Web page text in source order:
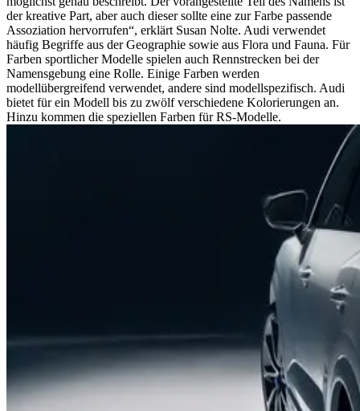
der kreative Part, aber auch dieser sollte eine zur Farbe passende
Assoziation hervorrufen“, erklärt Susan Nolte. Audi verwendet
häufig Begriffe aus der Geographie sowie aus Flora und Fauna. Für
Farben sportlicher Modelle spielen auch Rennstrecken bei der
Namensgebung eine Rolle. Einige Farben werden
modellübergreifend verwendet, andere sind modellspezifisch. Audi
bietet für ein Modell bis zu zwölf verschiedene Kolorierungen an.
Hinzu kommen die speziellen Farben für RS-Modelle.